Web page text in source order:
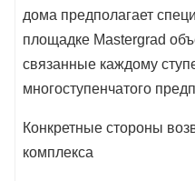
дома предполагает
площадке Mastergrad
связанные каждому
многоступенчатого
Конкретные стороны
комплекса